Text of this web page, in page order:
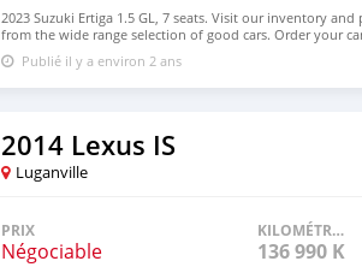
2023 Suzuki Ertiga 1.5 GL, 7 seats. Visit our inventory
from the wide range selection of good cars. Order your
monthly payment and save yourself from car loans. Email:
Website: https://dreamcars4u.org/ WhatsApp: +1(916)-304-
Publié il y a environ 2 ans
2014 Lexus IS
Luganville
PRIX
Négociable
KILOMÉTRAGE
136 990 KM